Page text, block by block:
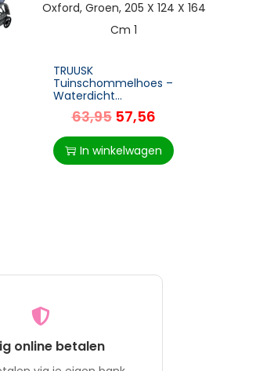
TRUUSK
Tuinschommelhoes –
Waterdicht
Zonnescherm – Oxford –
Groen – 205 x 124 x 164
cm
63,95 57,56
In winkelwagen
online betalen